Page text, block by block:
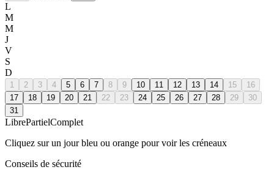
L
M
M
J
V
S
D
1 2 3 4 5 6 7 8 9 10 11 12 13 14 15
16
17
18 19 20 21 22 23 24 25 26 27 28 29
30
31
LibrePartielComplet
Cliquez sur un jour bleu ou orange pour voir les créneaux
Conseils de sécurité